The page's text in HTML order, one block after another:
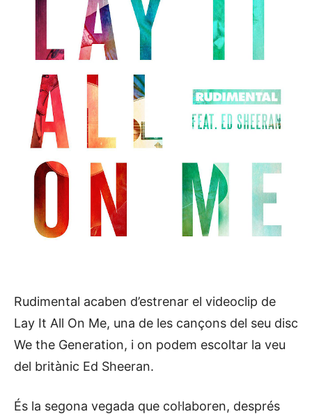
Rudimental acaben d’estrenar el videoclip de
Lay It All On Me, una de les cançons del seu disc
We the Generation, i on podem escoltar la veu
del britànic Ed Sheeran.
És la segona vegada que col·laboren, després